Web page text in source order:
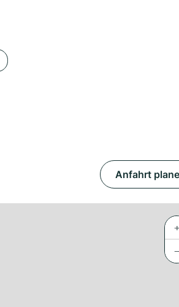
Anfahrt
+
−